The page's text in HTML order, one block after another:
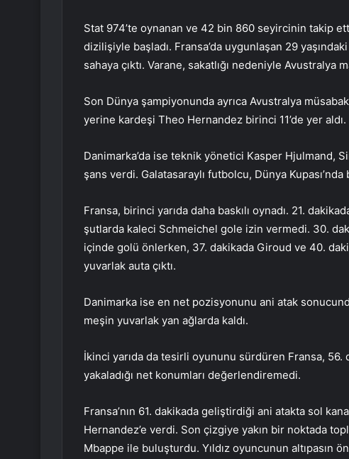
Stat 974’te oynanan ve 42 bin 860 seyircinin takip
dizilişiyle başladı. Fransa’da uygunlaşan 29
sahaya çıktı. Varane, sakatlığı nedeniyle Avustralya
Son Dünya şampiyonunda ayrıca Avustralya
yerine kardeşi Theo Hernandez birinci 11’de yer aldı.
Danimarka’da ise teknik yönetici Kasper Hjulmand,
şans verdi. Galatasaraylı futbolcu, Dünya
Fransa, birinci yarıda daha baskılı oynadı. 21.
şutlarda kaleci Schmeichel gole izin vermedi. 30.
içinde golü önlerken, 37. dakikada Giroud ve 40.
yuvarlak auta çıktı.
Danimarka ise en net pozisyonunu ani atak
meşin yuvarlak yan ağlarda kaldı.
İkinci yarıda da tesirli oyununu sürdüren Fransa,
yakaladığı net konumları değerlendiremedi.
Fransa’nın 61. dakikada geliştirdiği ani atakta sol
Hernandez’e verdi. Son çizgiye yakın bir noktada
Mbappe ile buluşturdu. Yıldız oyuncunun altıpasın